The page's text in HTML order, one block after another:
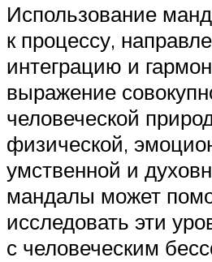
Использование
к процессу,
интеграцию и
выражение
человеческой
физической,
умственной и
мандалы может
исследовать эти
с человеческим